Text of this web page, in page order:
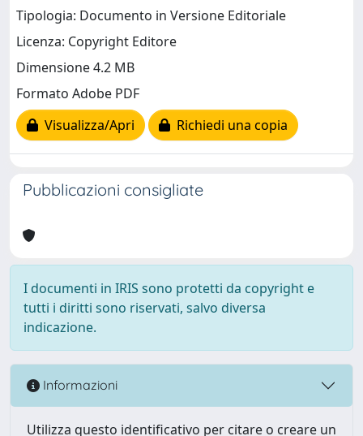
Tipologia: Documento in Versione Editoriale
Licenza: Copyright Editore
Dimensione 4.2 MB
Formato Adobe PDF
Visualizza/Apri
Richiedi una copia
Pubblicazioni consigliate
I documenti in IRIS sono protetti da copyright e
tutti i diritti sono riservati, salvo diversa
indicazione.
Informazioni
Utilizza questo identificativo per citare o creare un